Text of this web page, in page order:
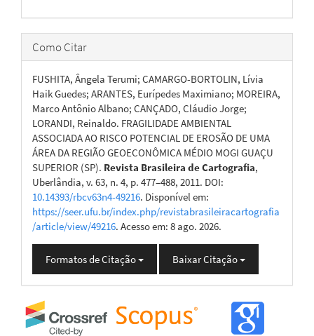
Como Citar
FUSHITA, Ângela Terumi; CAMARGO-BORTOLIN, Lívia
Haik Guedes; ARANTES, Eurípedes Maximiano; MOREIRA,
Marco Antônio Albano; CANÇADO, Cláudio Jorge;
LORANDI, Reinaldo. FRAGILIDADE AMBIENTAL
ASSOCIADA AO RISCO POTENCIAL DE EROSÃO DE UMA
ÁREA DA REGIÃO GEOECONÔMICA MÉDIO MOGI GUAÇU
SUPERIOR (SP). Revista Brasileira de Cartografia,
Uberlândia, v. 63, n. 4, p. 477–488, 2011. DOI:
10.14393/rbcv63n4-49216. Disponível em:
https://seer.ufu.br/index.php/revistabrasileiracartografia
/article/view/49216. Acesso em: 8 ago. 2026.
Formatos de Citação Baixar Citação